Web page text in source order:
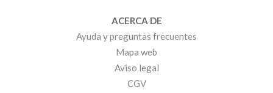
ACERCA DE
Ayuda y preguntas frecuentes
Mapa web
Aviso legal
CGV